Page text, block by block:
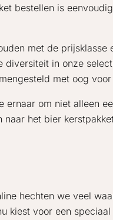
bestellen is
met de prijsklasse
in onze
met oog
om niet alleen
het bier
hechten we veel
kiest voor een